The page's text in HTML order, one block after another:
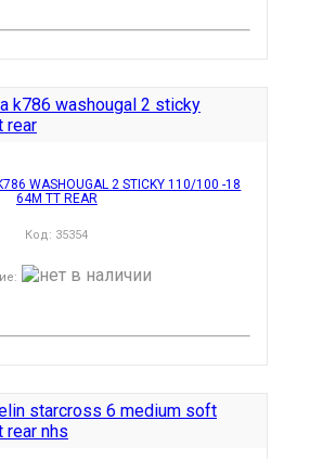
WASHOUGAL 2 STICKY 110/100 -18
64M TT REAR
Код: 35354
: